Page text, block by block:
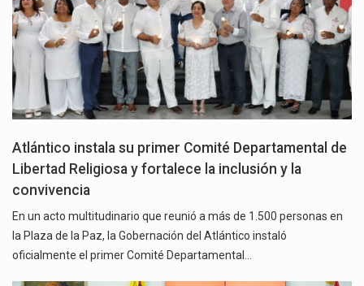
Atlántico instala su primer Comité Departamental de
Libertad Religiosa y fortalece la inclusión y la
convivencia
En un acto multitudinario que reunió a más de 1.500 personas en
la Plaza de la Paz, la Gobernación del Atlántico instaló
oficialmente el primer Comité Departamental…